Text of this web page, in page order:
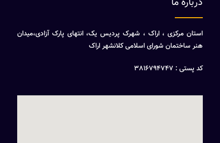
استان مرکزی ، اراک ، شهرک پردیس یک، انتهای پارک آزادی،میدان
هنر ساختمان شورای اسلامی کلانشهر اراک
کد پستی : 3816794747